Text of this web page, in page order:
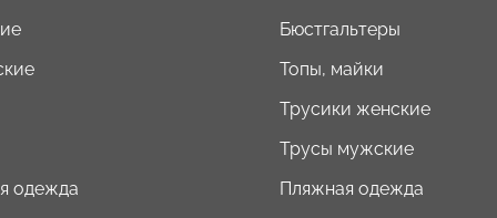
одежда
Бюстгальтеры
Топы, майки
Трусики женские
Трусы мужские
Пляжная одежда